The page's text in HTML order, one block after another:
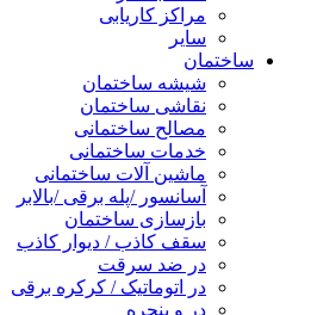
مراکز کاریابی
سایر
ساختمان
شیشه ساختمان
نقاشی ساختمان
مصالح ساختمانی
خدمات ساختمانی
ماشین آلات ساختمانی
آسانسور /پله برقی /بالابر
بازسازی ساختمان
سقف کاذب / دیوار کاذب
در ضد سرقت
در اتوماتیک / کرکره برقی
در و پنجره